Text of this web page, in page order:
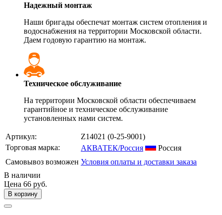
Надежный монтаж
Наши бригады обеспечат монтаж систем отопления и
водоснабжения на территории Московской области.
Даем годовую гарантию на монтаж.
Техническое обслуживание
На территории Московской области обеспечиваем
гарантийное и техническое обслуживание
установленных нами систем.
Артикул: Z14021 (0-25-9001)
Торговая марка:
АКВАТЕК/Россия
Россия
Самовывоз возможен Условия оплаты и доставки заказа
В наличии
Цена 66 руб.
В корзину